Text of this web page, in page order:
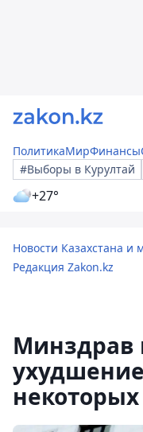
ПолитикаМирФинансы
#Выборы в Курултай
+27°
Новости Казахстана и
Редакция Zakon.kz
Минздрав